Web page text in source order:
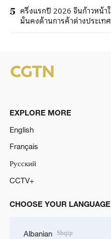
5 ครึ่งแรกปี 2026 จีนก้าวหน้า
มั่นคงด้านการค้าต่างประเท
EXPLORE MORE
English
Français
Русский
CCTV+
CHOOSE YOUR LANGUAGE
Albanian Shqip